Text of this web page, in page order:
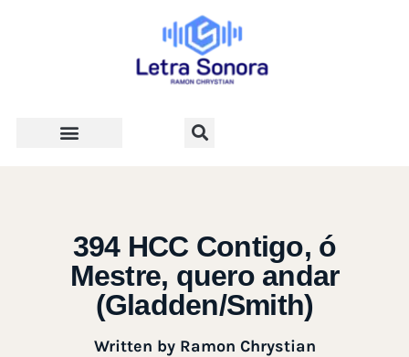
394 HCC Contigo, ó
Mestre, quero andar
(Gladden/Smith)
Written byRamon Chrystian